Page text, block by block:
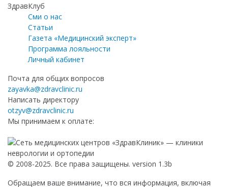
ЗдравКлуб
Сми о нас
Статьи
Газета «Медицинский эксперт»
Программа лояльности
Личный кабинет
Почта для общих вопросов
zayavka@zdravclinic.ru
Написать директору
otzyv@zdravclinic.ru
Мы принимаем к оплате:
© 2008-2025. Все права защищены. version 1.3b
Обращаем ваше внимание, что вся информация, включая